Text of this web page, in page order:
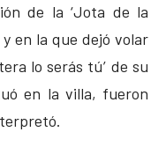
de la ‘Jota de la
en la que dejó volar
lo serás tú’ de su
en la villa, fueron